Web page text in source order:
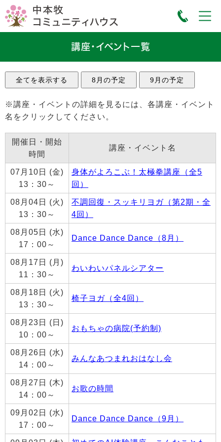
講座・イベント一覧
※講座・イベントの詳細を見るには、各講座・イベント
名をクリックしてください。
開催日・開始
時間
講座・イベント名
07月10日 (金)
13：30～
身体がよろこぶ！太極拳講座（全5
回）
08月04日 (火)
13：30～
不調回復・スッキリヨガ（第2期・全
4回）
08月05日 (水)
17：00～
Dance Dance Dance（8月）
08月17日 (月)
11：30～
わいわいパネルシアター
08月18日 (火)
13：30～
椅子ヨガ（全4回）
08月23日 (日)
10：00～
おもちゃの病院(予約制)
08月26日 (水)
14：00～
みんなあつまれおはなし会
08月27日 (木)
14：00～
お歌の時間
09月02日 (水)
17：00～
Dance Dance Dance（9月）